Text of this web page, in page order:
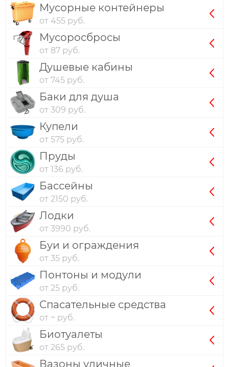
Мусорные контейнеры
от 455 руб.
Мусоросбросы
от 87 руб.
Душевые кабины
от 745 руб.
Баки для душа
от 309 руб.
Купели
от 575 руб.
Пруды
от 136 руб.
Бассейны
от 2150 руб.
Лодки
от 3990 руб.
Буи и ограждения
от 35 руб.
Понтоны и модули
от 25 руб.
Спасательные средства
от ~ руб.
Биотуалеты
от 265 руб.
Вазоны уличные